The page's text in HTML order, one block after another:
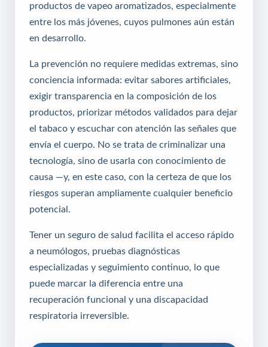
productos de vapeo aromatizados, especialmente
entre los más jóvenes, cuyos pulmones aún están
en desarrollo.
La prevención no requiere medidas extremas, sino
conciencia informada: evitar sabores artificiales,
exigir transparencia en la composición de los
productos, priorizar métodos validados para dejar
el tabaco y escuchar con atención las señales que
envía el cuerpo. No se trata de criminalizar una
tecnología, sino de usarla con conocimiento de
causa —y, en este caso, con la certeza de que los
riesgos superan ampliamente cualquier beneficio
potencial.
Tener un seguro de salud facilita el acceso rápido
a neumólogos, pruebas diagnósticas
especializadas y seguimiento continuo, lo que
puede marcar la diferencia entre una
recuperación funcional y una discapacidad
respiratoria irreversible.